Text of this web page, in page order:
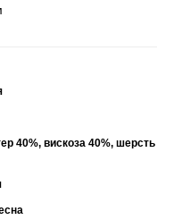
40%, вискоза 40%, шерсть